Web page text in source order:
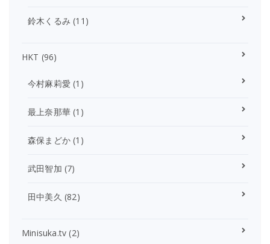
鈴木くるみ (11)
HKT (96)
今村麻莉愛 (1)
最上奈那華 (1)
森保まどか (1)
武田智加 (7)
田中美久 (82)
Minisuka.tv (2)